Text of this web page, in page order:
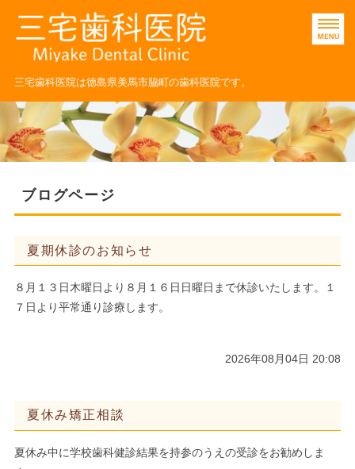
三宅歯科医院｜小児歯
三宅歯科医院は徳島県美馬市脇町の歯科医院です。
ホーム
医院紹介
診療科目
ブログページ
夏期休診のお知らせ
８月１３日木曜日より８月１６日日曜日まで休診いたします。１
７日より平常通り診療します。
2026年08月04日 20:08
夏休み矯正相談
夏休み中に学校歯科健診結果を持参のうえの受診をお勧めしま